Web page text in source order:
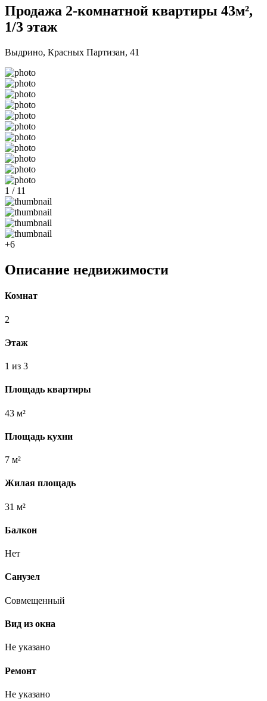
Продажа 2-комнатной квартиры 43м²,
1/3 этаж
Выдрино, Красных Партизан, 41
1 / 11
+6
Описание недвижимости
Комнат
2
Этаж
1 из 3
Площадь квартиры
43 м²
Площадь кухни
7 м²
Жилая площадь
31 м²
Балкон
Нет
Санузел
Совмещенный
Вид из окна
Не указано
Ремонт
Не указано